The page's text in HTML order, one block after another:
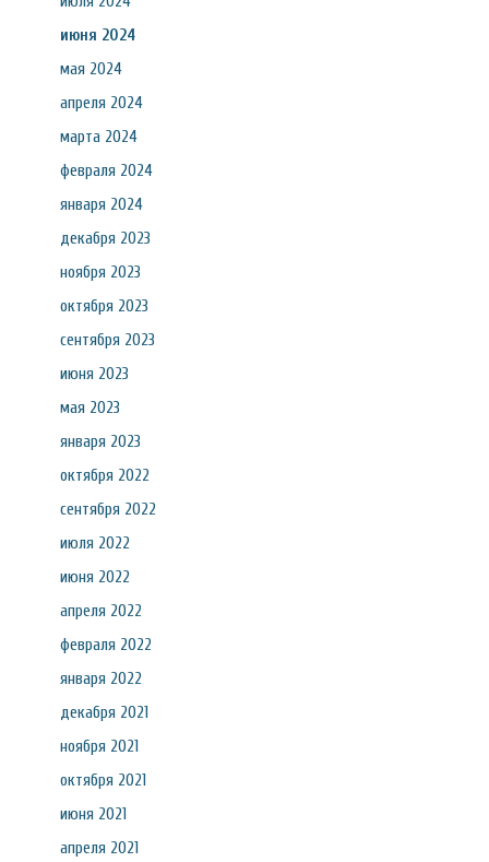
июня 2024
мая 2024
апреля 2024
марта 2024
февраля 2024
января 2024
декабря 2023
ноября 2023
октября 2023
сентября 2023
июня 2023
мая 2023
января 2023
октября 2022
сентября 2022
июля 2022
июня 2022
апреля 2022
февраля 2022
января 2022
декабря 2021
ноября 2021
октября 2021
июня 2021
апреля 2021